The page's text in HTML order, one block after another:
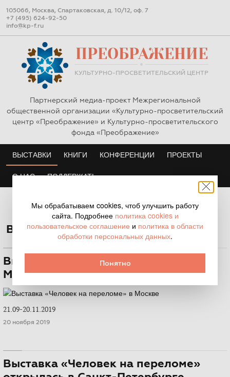
105066, Москва, Спартаковская, д. 10/12, оф. 7
+7 (495) 624-92-50
info@kp-f.ru
ПРЕОБРАЖЕНИЕ
КУЛЬТУРНО-ПРОСВЕТИТЕЛЬСКИЙ ЦЕНТР
Партнерский медиа-проект Межрегиональной
общественной организации «Культурно-просветительский
центр «Преображение» и Культурно-просветительского
фонда «Преображение»
ВЫСТАВКИ КНИГИ КОНФЕРЕНЦИИ ПРОЕКТЫ
О НАС ПОДДЕРЖАТЬ
ВЫСТАВКИ КНИГИ КОНФЕРЕНЦИИ ПРОЕКТЫ
О НАС ПОДДЕРЖАТЬ
Выставки
Выставка «Человек на переломе» в
Москве
21.09-20.11.2019
20 ноября 2019
Выставка «Человек на переломе»
Мы обрабатываем cookies, чтоб улучшить работу
сайта. Подробнее политика cookies и
пользовательское соглашение и политика в области
обработки персональных данных.
Понятно